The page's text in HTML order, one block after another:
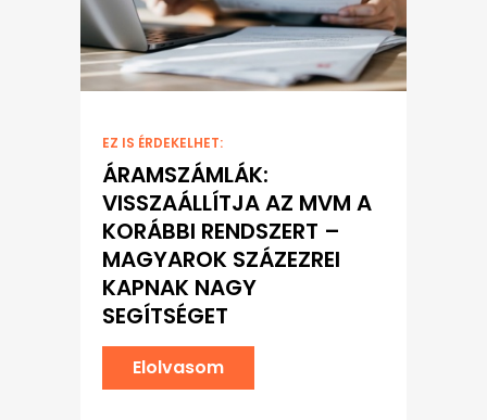
EZ IS ÉRDEKELHET:
ÁRAMSZÁMLÁK:
VISSZAÁLLÍTJA AZ MVM A
KORÁBBI RENDSZERT –
MAGYAROK SZÁZEZREI
KAPNAK NAGY
SEGÍTSÉGET
Elolvasom